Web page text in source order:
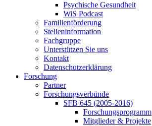
Psychische Gesundheit
WiS Podcast
Familienförderung
Stelleninformation
Fachgruppe
Unterstützen Sie uns
Kontakt
Datenschutzerklärung
Forschung
Partner
Forschungsverbünde
SFB 645 (2005-2016)
Forschungsprogramm
Mitglieder & Projekte